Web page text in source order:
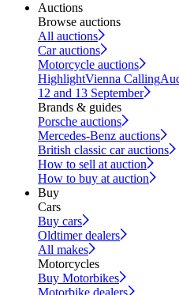
Auctions
Browse auctions
All auctions
Car auctions
Motorcycle auctions
HighlightVienna Calling
12 and 13 September
Brands & guides
Porsche auctions
Mercedes-Benz auctions
British classic car auctions
How to sell at auction
How to buy at auction
Buy
Cars
Buy cars
Oldtimer dealers
All makes
Motorcycles
Buy Motorbikes
Motorbike dealers